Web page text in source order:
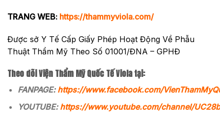
TRANG WEB: https://thammyviola.com/
Được sở Y Tế Cấp Giấy Phép Hoạt Động Về Phẫu
Thuật Thẩm Mỹ Theo Số 01001/ĐNA – GPHĐ
Theo dõi Viện Thẩm Mỹ Quốc Tế Viola tại:
FANPAGE: https://www.facebook.com/
YOUTUBE: https://www.youtube.com/channel/